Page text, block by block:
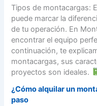
a
r
g
a
s
e
n
t
a
r
l
p
a
o
p
Tipos de montacargas:
puede marcar la
de tu operación. En
encontrar el equipo
continuación, te
montacargas, sus
proyectos son ideales.
¿Cómo alquilar un
paso